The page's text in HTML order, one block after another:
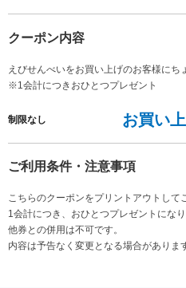
クーポン内容
えびせんべいをお買い上げのお客様にち
※1会計につきおひとつプレゼント
制限なし お買い
ご利用条件・注意事項
こちらのクーポンをプリントアウトして
1会計につき、おひとつプレゼントになり
他券との併用は不可です。
内容は予告なく変更となる場合がありま